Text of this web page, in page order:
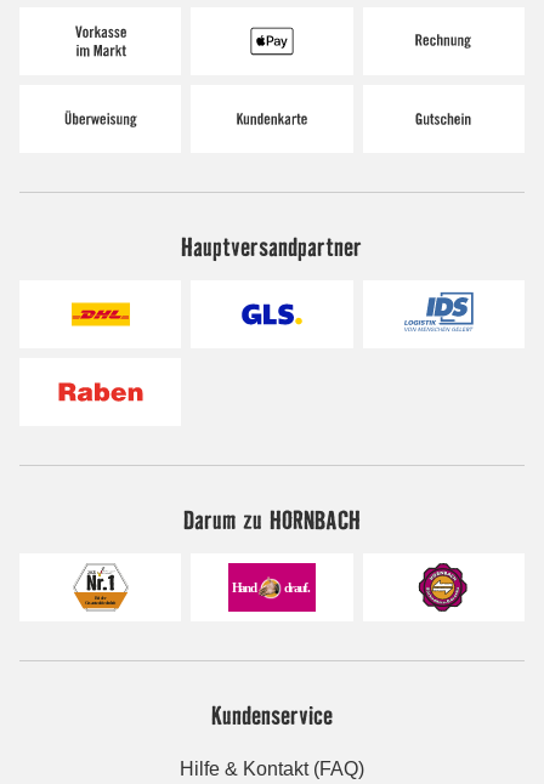
Hauptversandpartner
Darum zu HORNBACH
Kundenservice
Hilfe & Kontakt (FAQ)